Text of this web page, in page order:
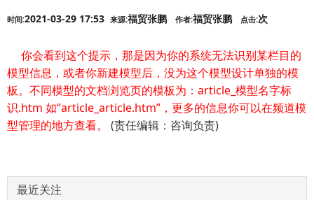
时间:2021-03-29 17:53 来源:福贸张鹏 作者:福贸张鹏 点击:次
你会看到这个提示，那是因为你的系统无法识别某栏目的
模型信息，或者你新建模型后，没为这个模型设计单独的模
板。不同模型的文档浏览页的模板为：article_模型名字标
识.htm 如“article_article.htm”，更多的信息你可以在频道模
型管理的地方查看。 (责任编辑：咨询负责)
最近关注